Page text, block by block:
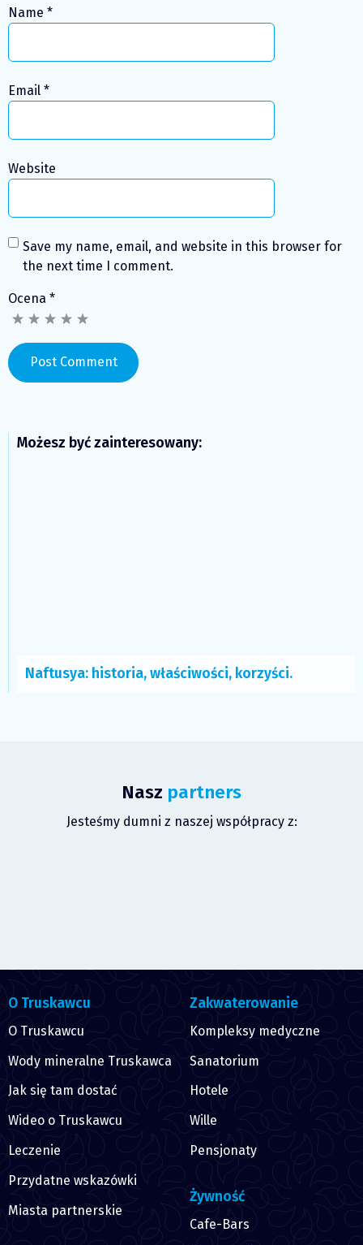
Name *
Email *
Website
Save my name, email, and website in this browser for
the next time I comment.
Ocena *
Możesz być zainteresowany:
Naftusya: historia, właściwości, korzyści.
Nasz partners
Jesteśmy dumni z naszej współpracy z:
O Truskawcu
O Truskawcu
Wody mineralne Truskawca
Jak się tam dostać
Wideo o Truskawcu
Leczenie
Przydatne wskazówki
Miasta partnerskie
Zakwaterowanie
Kompleksy medyczne
Sanatorium
Hotele
Wille
Pensjonaty
Żywność
Cafe-Bars